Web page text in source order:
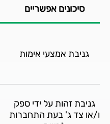
סיכונים אפשריים
גניבת אמצעי אימות
גניבת זהות על ידי ספק
ו/או צד ג' בעת התחברות